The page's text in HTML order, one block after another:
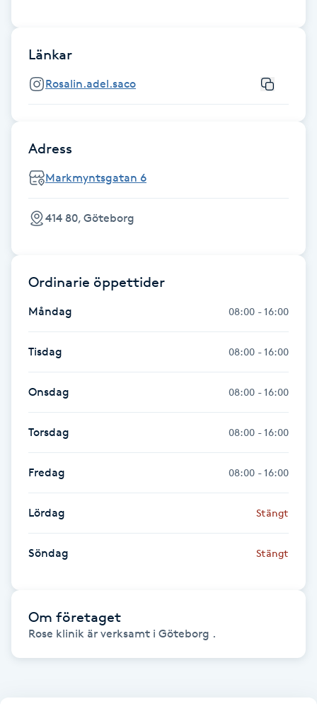
Gel naglar
Gellack
Gellack med förstärkning
Gravidmassage
Gravidyoga
Hatha Yoga
Headspa
Healing
Herrklippning
HIFU
Hollywood Peel
Hot Stone Massage
Hot yoga
Länkar
Rosalin.adel.saco
Adress
Markmyntsgatan 6
414 80, Göteborg
Ordinarie öppettider
Måndag 08:00 - 16:00
Tisdag 08:00 - 16:00
Onsdag 08:00 - 16:00
Torsdag 08:00 - 16:00
Fredag 08:00 - 16:00
Lördag Stängt
Söndag Stängt
Om företaget
Rose klinik är verksamt i Göteborg .